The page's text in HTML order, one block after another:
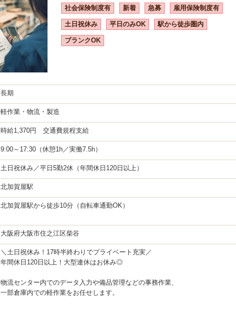
社会保険制度有 新着 急募 雇用保険制度有
土日祝休み 平日のみOK 駅から徒歩圏内
ブランクOK
長期
軽作業・物流・製造
時給1,370円 交通費規程支給
9:00～17:30（休憩1h／実働7.5h）
土日祝休み／平日5勤2休（年間休日120日以上）
北加賀屋駅
北加賀屋駅から徒歩10分（自転車通勤OK）
大阪府大阪市住之江区柴谷
＼土日祝休み！17時半終わりでプライベート充実／
年間休日120日以上！大型連休はお休み◎
物流センター内でのデータ入力や備品管理などの事務作業、
一部倉庫内での軽作業をお任せします。